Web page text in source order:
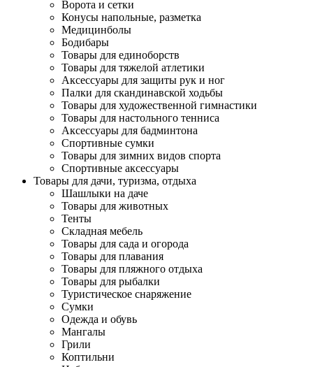
Ворота и сетки
Конусы напольные, разметка
Медицинболы
Бодибары
Товары для единоборств
Товары для тяжелой атлетики
Аксессуары для защиты рук и ног
Палки для скандинавской ходьбы
Товары для художественной гимнастики
Товары для настольного тенниса
Аксессуары для бадминтона
Спортивные сумки
Товары для зимних видов спорта
Спортивные аксессуары
Товары для дачи, туризма, отдыха
Шашлыки на даче
Товары для животных
Тенты
Складная мебель
Товары для сада и огорода
Товары для плавания
Товары для пляжного отдыха
Товары для рыбалки
Туристическое снаряжение
Сумки
Одежда и обувь
Мангалы
Грили
Коптильни